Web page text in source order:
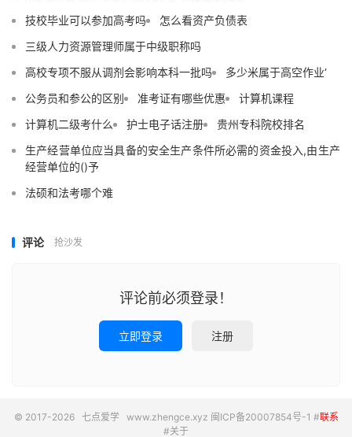
技校毕业可以参加高考吗
怎么看资产负债表
三级人力资源管理师属于中级职称吗
高校专项不服从调剂会影响本科一批吗
多少米属于高空作业‘
公务员和参公的区别
准考证有哪些优惠
计算机课程
计算机二级考什么
护士电子话注册
贵州专科院校排名
生产经营单位应当具备的安全生产条件所必需的资金投入,由生产
经营单位的()予
法硕和法考哪个难
评论 抢沙发
评论前必须登录！
立即登录 注册
© 2017-2026 七点爱学www.zhengce.xyz 闽ICP备20007854号-1 #联系
#关于